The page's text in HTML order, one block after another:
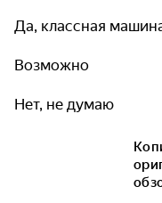
Да, классная
Возможно
Нет, не думаю